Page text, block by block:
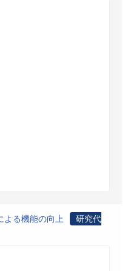
よる機能の向上
研究代